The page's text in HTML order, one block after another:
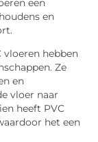
een
en
vloeren hebben
Ze
en
vloer naar
heeft PVC
het een